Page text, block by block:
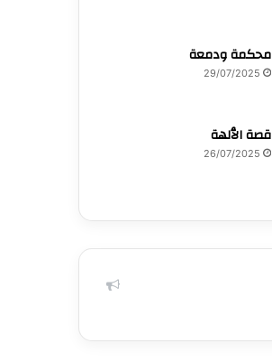
محكمة ودمعة
29/07/2025
قصة الٱلهة
26/07/2025